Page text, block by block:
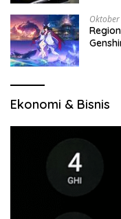
Ekonomi & Bisnis